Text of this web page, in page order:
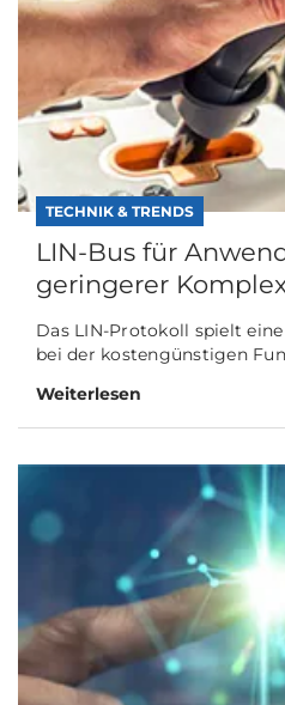
TECHNIK & TRENDS
LIN-Bus für
geringerer
Das LIN-Protokoll spielt
bei der kostengünstigen
Weiterlesen